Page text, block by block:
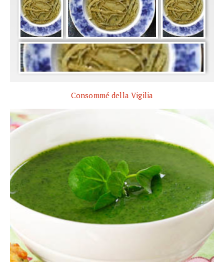
Consommé della Vigilia